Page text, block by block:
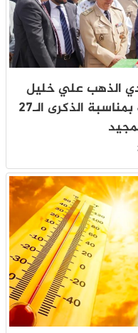
الذهب علي خليل
يعطي انطلاقة مشاريع تنموية بمناسبة الذكرى الـ27